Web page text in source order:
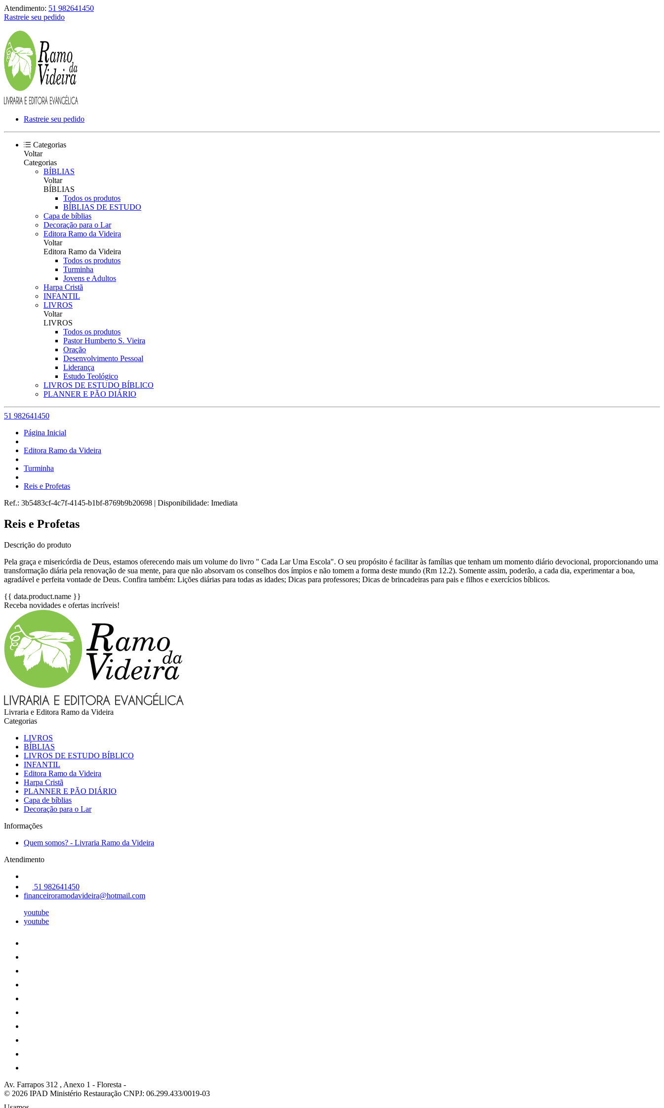
Atendimento: 51 982641450
Rastreie seu pedido
Rastreie seu pedido
Categorias
Voltar
Categorias
BÍBLIAS
Voltar
BÍBLIAS
Todos os produtos
BÍBLIAS DE ESTUDO
Capa de bíblias
Decoração para o Lar
Editora Ramo da Videira
Voltar
Editora Ramo da Videira
Todos os produtos
Turminha
Jovens e Adultos
Harpa Cristã
INFANTIL
LIVROS
Voltar
LIVROS
Todos os produtos
Pastor Humberto S. Vieira
Oração
Desenvolvimento Pessoal
Liderança
Estudo Teológico
LIVROS DE ESTUDO BÍBLICO
PLANNER E PÃO DIÁRIO
51 982641450
Página Inicial
Editora Ramo da Videira
Turminha
Reis e Profetas
Ref.: 3b5483cf-4c7f-4145-b1bf-8769b9b20698 | Disponibilidade: Imediata
Reis e Profetas
Descrição do produto
Pela graça e misericórdia de Deus, estamos oferecendo mais um volume do livro " Cada Lar Uma Escola". O seu propósito é facilitar às famílias que tenham um momento diário devocional, proporcionando uma
transformação diária pela renovação de sua mente, para que não absorvam os conselhos dos ímpios e não tomem a forma deste mundo (Rm 12.2). Somente assim, poderão, a cada dia, experimentar a boa,
agradável e perfeita vontade de Deus. Confira também: Lições diárias para todas as idades; Dicas para professores; Dicas de brincadeiras para pais e filhos e exercícios bíblicos.
{{ data.product.name }}
Receba novidades e ofertas incríveis!
Livraria e Editora Ramo da Videira
Categorias
LIVROS
BÍBLIAS
LIVROS DE ESTUDO BÍBLICO
INFANTIL
Editora Ramo da Videira
Harpa Cristã
PLANNER E PÃO DIÁRIO
Capa de bíblias
Decoração para o Lar
Informações
Quem somos? - Livraria Ramo da Videira
Atendimento
51 982641450
financeiroramodavideira@hotmail.com
youtube
youtube
Av. Farrapos 312 , Anexo 1 - Floresta -
© 2026 IPAD Ministério Restauração CNPJ: 06.299.433/0019-03